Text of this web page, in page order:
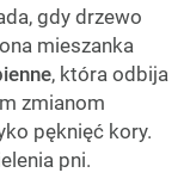
gdy drzewo
mieszanka
, która odbija
zmianom
pęknięć kory.
pni.